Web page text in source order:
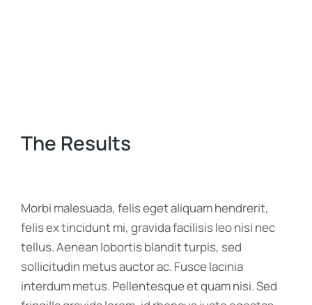
The Results
Morbi malesuada, felis eget aliquam hendrerit,
felis ex tincidunt mi, gravida facilisis leo nisi nec
tellus. Aenean lobortis blandit turpis, sed
sollicitudin metus auctor ac. Fusce lacinia
interdum metus. Pellentesque et quam nisi. Sed